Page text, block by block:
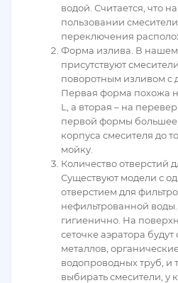
водой. Считается, что
пользовании
переключения
Форма излива. В нашем
присутствуют
поворотным изливом с
Первая форма похожа
L, а вторая – на
первой формы большее
корпуса смесителя до
мойку.
Количество отверстий
Существуют модели с
отверстием для
нефильтрованной
гигиенично. На
сеточке аэратора
металлов,
водопроводных труб, и
выбирать смесители, у